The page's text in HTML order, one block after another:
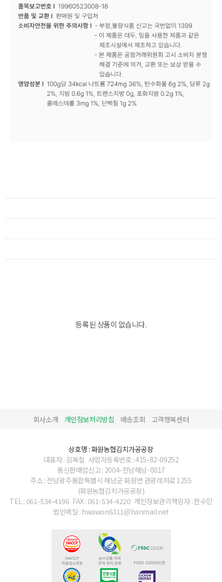
등록된 상품이 없습니다.
회사소개 개인정보처리방침 배송조회 고객행복센터
상호명 : 화원농협김치가공공장
대표자 : 김복철 사업자등록번호 : 415-82-09252
통신판매업신고 : 2004-전남해남-0017
주소 : 전남광주통합특별시 해남군 화원면 관광레저로 1255
(화원농협김치가공공장)
TEL : 061-534-4196 FAX : 061-534-4220 개인정보관리책임자 : 한수민
법인메일 : hwawon6311@hanmail.net